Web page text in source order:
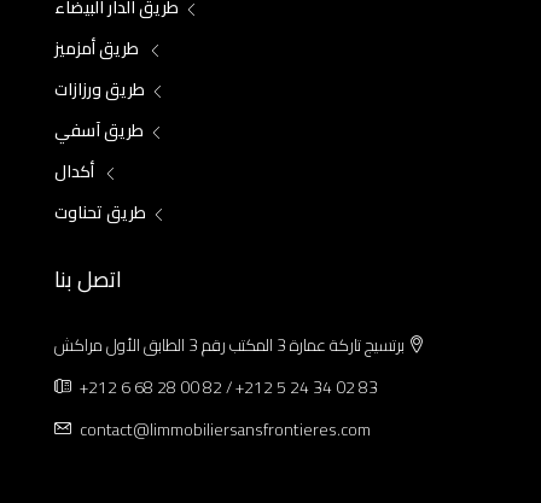
طريق الدار البيضاء
طريق أمزميز
طريق ورزازات
طريق آسفي
أكدال
طريق تحناوت
اتصل بنا
برتسيج تاركة عمارة 3 المكتب رقم 3 الطابق الأول مراكش
+212 6 68 28 00 82 / +212 5 24 34 02 83
contact@limmobiliersansfrontieres.com